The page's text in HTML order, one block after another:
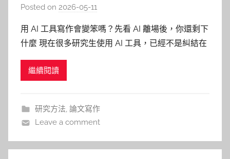
Posted on 2026-05-11
柯
文
用 AI 工具寫作會變笨嗎？先看 AI 離場後，你還剩下
什麼 現在很多研究生使用 AI 工具，已經不是糾結在
「自己有沒有跟上時代」，而是用到開始有點心虛
了；摘要卡住，請 AI 幫忙！引言不知道怎麼開，請
繼續閱讀
研究方法, 論文寫作
Leave a comment